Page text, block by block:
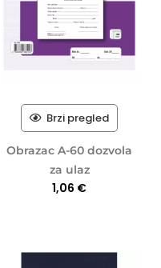
Brzi pregled
Obrazac A-60 dozvola
za ulaz
1,06 €